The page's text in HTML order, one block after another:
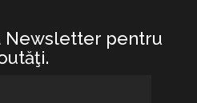
Newsletter pentru